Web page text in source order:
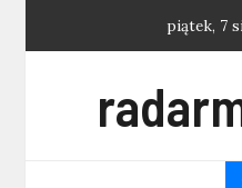
piątek, 7